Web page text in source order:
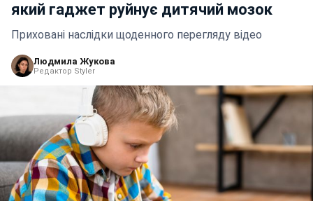
який гаджет руйнує дитячий мозок
Приховані наслідки щоденного перегляду відео
Людмила Жукова
Редактор Styler